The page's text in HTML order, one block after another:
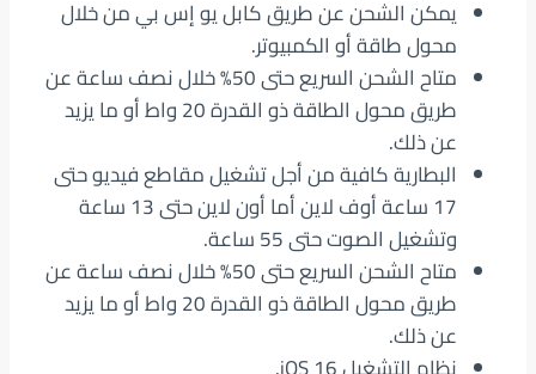
يمكن الشحن عن طريق كابل يو إس بي من خلال
محول طاقة أو الكمبيوتر.
متاح الشحن السريع حتى 50% خلال نصف ساعة عن
طريق محول الطاقة ذو القدرة 20 واط أو ما يزيد
عن ذلك.
البطارية كافية من أجل تشغيل مقاطع فيديو حتى
17 ساعة أوف لاين أما أون لاين حتى 13 ساعة
وتشغيل الصوت حتى 55 ساعة.
متاح الشحن السريع حتى 50% خلال نصف ساعة عن
طريق محول الطاقة ذو القدرة 20 واط أو ما يزيد
عن ذلك.